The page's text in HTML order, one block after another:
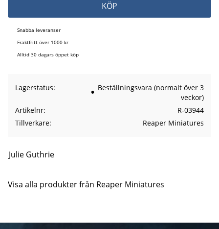
KÖP
Snabba leveranser
Fraktfritt över 1000 kr
Alltid 30 dagars öppet köp
Lagerstatus
Beställningsvara (normalt över 3
veckor)
Artikelnr
R-03944
Tillverkare
Reaper Miniatures
Julie Guthrie
Visa alla produkter från Reaper Miniatures